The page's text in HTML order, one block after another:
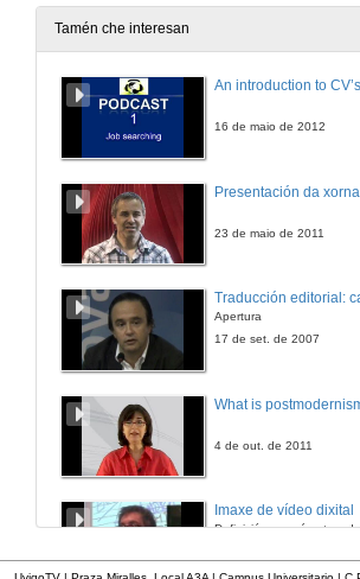
Tamén che interesan
16 de maio de 2012
Presentación da
23 de maio de 2011
Apertura
17 de set. de 2007
What is
4 de out. de 2011
Imaxe de vídeo dixital